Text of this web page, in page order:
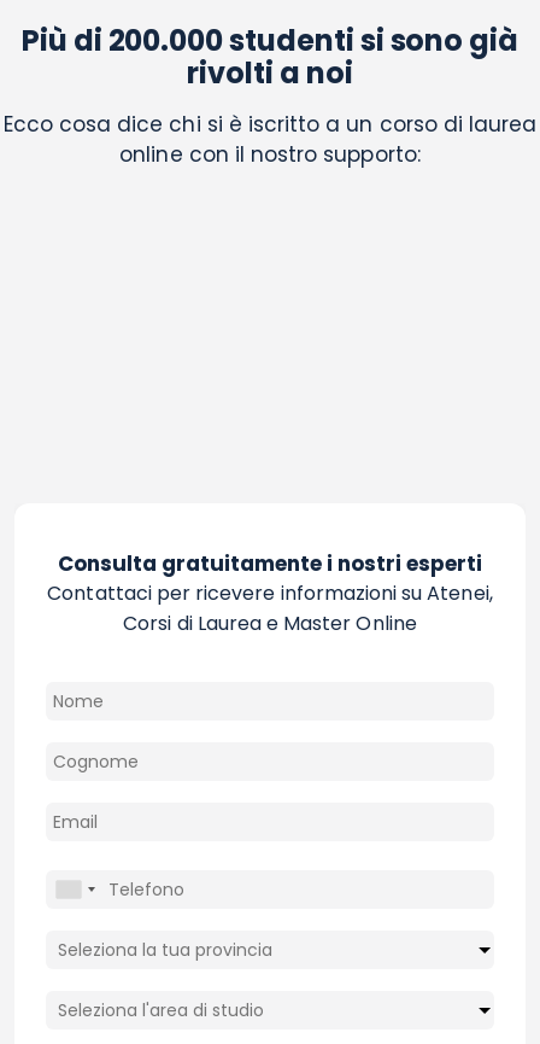
Più di 200.000 studenti si sono già
rivolti a noi
Ecco cosa dice chi si è iscritto a un corso di laurea
online con il nostro supporto:
Consulta gratuitamente i nostri esperti
Contattaci per ricevere informazioni su Atenei,
Corsi di Laurea e Master Online